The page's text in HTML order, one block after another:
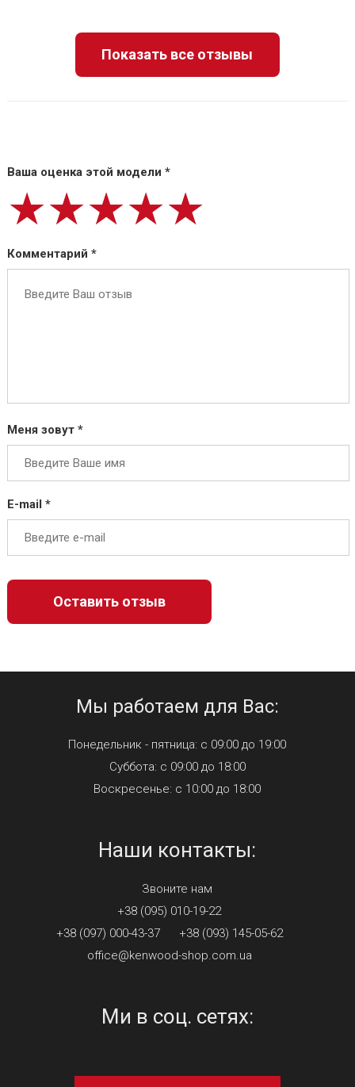
Показать все отзывы
Ваша оценка этой модели *
★★★★★
★★★★★
★★★★★
Комментарий *
Меня зовут *
E-mail *
Мы работаем для Вас:
Понедельник - пятница: с 09:00 до 19:00
Суббота: с 09:00 до 18:00
Воскресенье: с 10:00 до 18:00
Наши контакты:
Звоните нам
+38 (095) 010-19-22
+38 (097) 000-43-37
+38 (093) 145-05-62
office@kenwood-shop.com.ua
Ми в соц. сетях: